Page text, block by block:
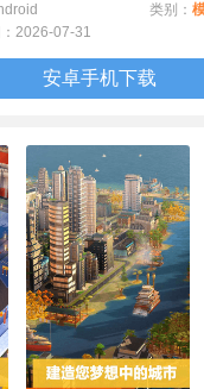
类别：
2026-07-31
安卓手机下载